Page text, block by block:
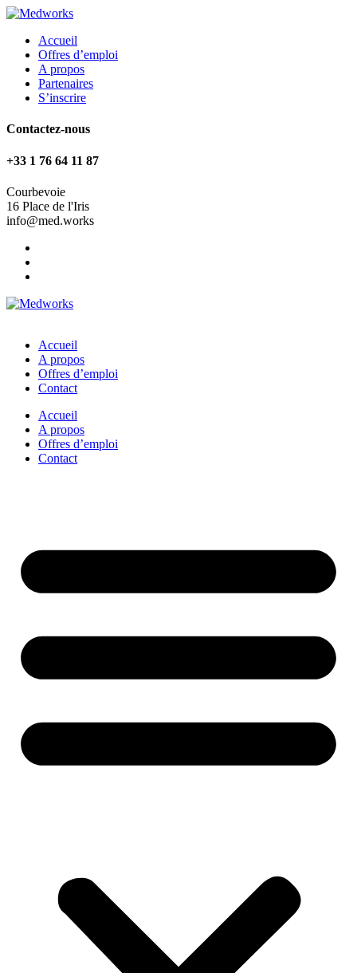
Accueil
Offres d’emploi
A propos
Partenaires
S’inscrire
Contactez-nous
+33 1 76 64 11 87
Courbevoie
16 Place de l'Iris
info@med.works
Accueil
A propos
Offres d’emploi
Contact
Accueil
A propos
Offres d’emploi
Contact